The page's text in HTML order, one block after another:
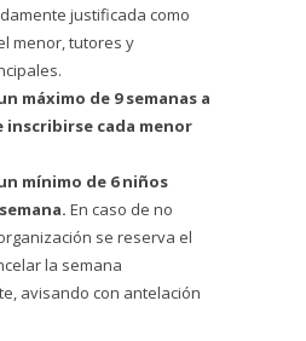
justificada como
menor, tutores y
máximo de 9 semanas a
inscribirse cada menor
mínimo de 6 niños
En caso de no
se reserva el
la semana
avisando con antelación